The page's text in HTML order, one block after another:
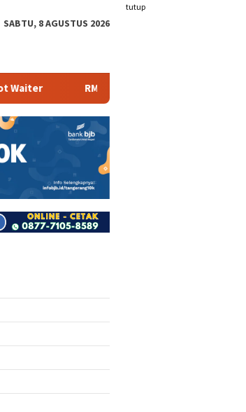
tutup
SABTU, 8 AGUSTUS 2026
RM Parahiyangan Sajikan Pecak Bandeng